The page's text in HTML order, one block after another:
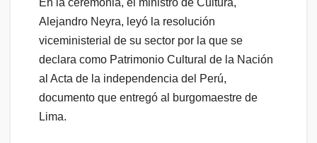
En la ceremonia, el ministro de Cultura,
Alejandro Neyra, leyó la resolución
viceministerial de su sector por la que se
declara como Patrimonio Cultural de la Nación
al Acta de la independencia del Perú,
documento que entregó al burgomaestre de
Lima.